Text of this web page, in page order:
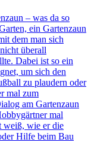
– was da so
ein Gartenzaun
dem man sich
überall
Dabei ist so ein
um sich den
zu plaudern oder
mal zum
am Gartenzaun
mal
weiß, wie er die
Hilfe beim Bau